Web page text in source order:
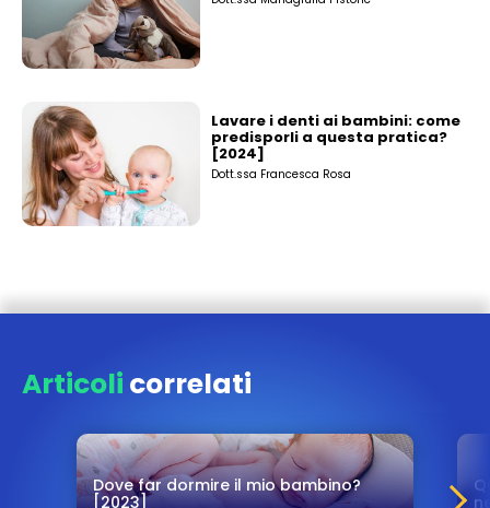
Lavare i denti ai bambini: come
predisporli a questa pratica?
[2024]
Dott.ssa Francesca Rosa
Articoli correlati
Dove far dormire il mio bambino?
[2023]